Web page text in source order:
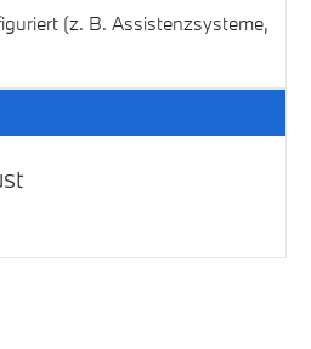
(z. B. Assistenzsysteme,